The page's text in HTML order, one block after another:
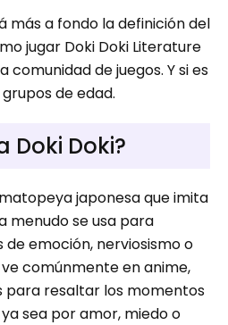
más a fondo la definición del
jugar Doki Doki Literature
comunidad de juegos. Y si es
de edad.
Doki Doki?
japonesa que imita
menudo se usa para
emoción, nerviosismo o
comúnmente en anime,
para resaltar los momentos
sea por amor, miedo o